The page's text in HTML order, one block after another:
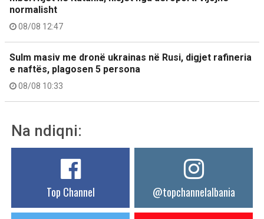
normalisht
08/08 12:47
Sulm masiv me dronë ukrainas në Rusi, digjet rafineria
e naftës, plagosen 5 persona
08/08 10:33
Na ndiqni:
Top Channel @topchannelalbania